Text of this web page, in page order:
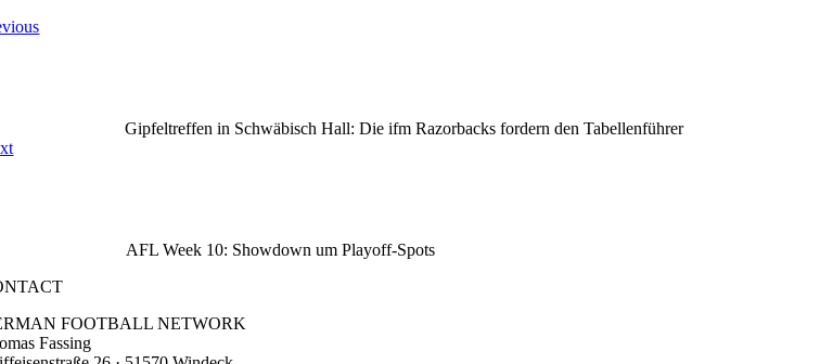
Gipfeltreffen in Schwäbisch Hall: Die ifm Razorbacks fordern den Tabellenführer
AFL Week 10: Showdown um Playoff-Spots
FOOTBALL NETWORK
Fassing